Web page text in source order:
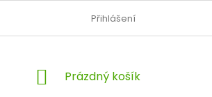
PODMÍNKY OCHRANY OSOBNÍCH
Přihlášení
NÁKUPNÍ
Prázdný košík